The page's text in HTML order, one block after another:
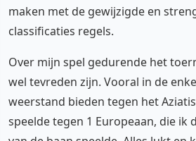
maken met de gewijzigde en
classificaties regels.
Over mijn spel gedurende het
wel tevreden zijn. Vooral in de
weerstand bieden tegen het
speelde tegen 1 Europeaan, die ik